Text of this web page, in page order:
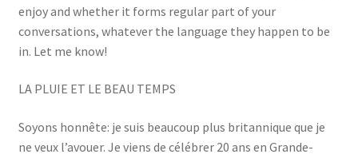
enjoy and whether it forms regular part of your
conversations, whatever the language they happen to be
in. Let me know!
LA PLUIE ET LE BEAU TEMPS
Soyons honnête: je suis beaucoup plus britannique que je
ne veux l’avouer. Je viens de célébrer 20 ans en Grande-